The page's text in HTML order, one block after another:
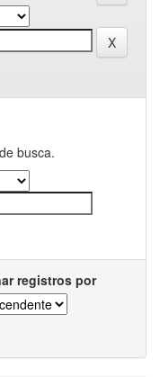
busca.
registros por